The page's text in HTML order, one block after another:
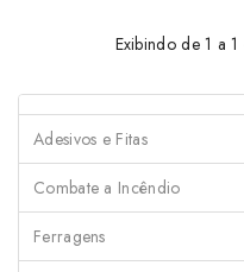
Exibindo de 1 a
Adesivos e Fitas
Combate a Incêndio
Ferragens